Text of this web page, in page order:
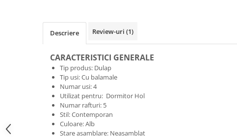
Descriere Review-uri (1)
CARACTERISTICI GENERALE
Tip produs: Dulap
Tip usi: Cu balamale
Numar usi: 4
Utilizat pentru: Dormitor Hol
Numar rafturi: 5
Stil: Contemporan
Culoare: Alb
Stare asamblare: Neasamblat